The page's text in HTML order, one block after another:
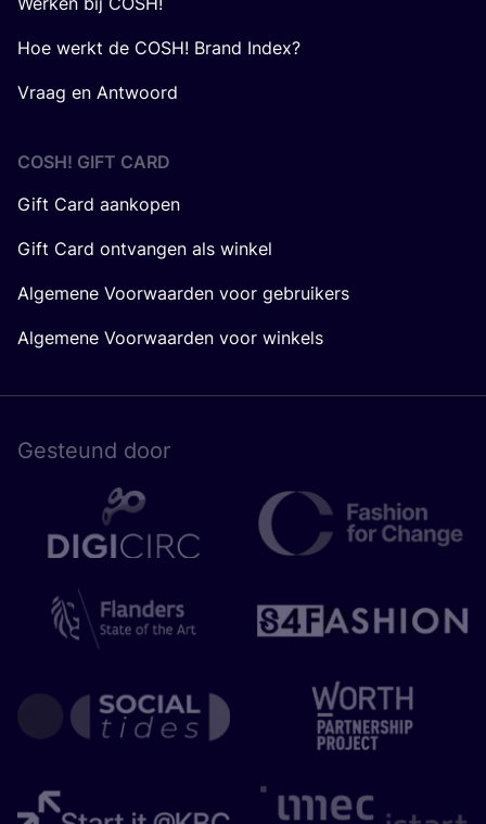
Hoe werkt de COSH! Brand Index?
Vraag en Antwoord
COSH! GIFT CARD
Gift Card aankopen
Gift Card ontvangen als winkel
Algemene Voorwaarden voor gebruikers
Algemene Voorwaarden voor winkels
Gesteund door